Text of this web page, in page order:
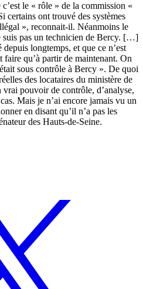
le « rôle » de la commission «
certains ont trouvé des systèmes
», reconnait-il. Néanmoins le
suis pas un technicien de Bercy. […]
depuis longtemps, et que ce n’est
faire qu’à partir de maintenant. On
sous contrôle à Bercy ». De quoi
des locataires du ministère de
pouvoir de contrôle, d’analyse,
Mais je n’ai encore jamais vu un
en disant qu’il n’a pas les
des Hauts-de-Seine.